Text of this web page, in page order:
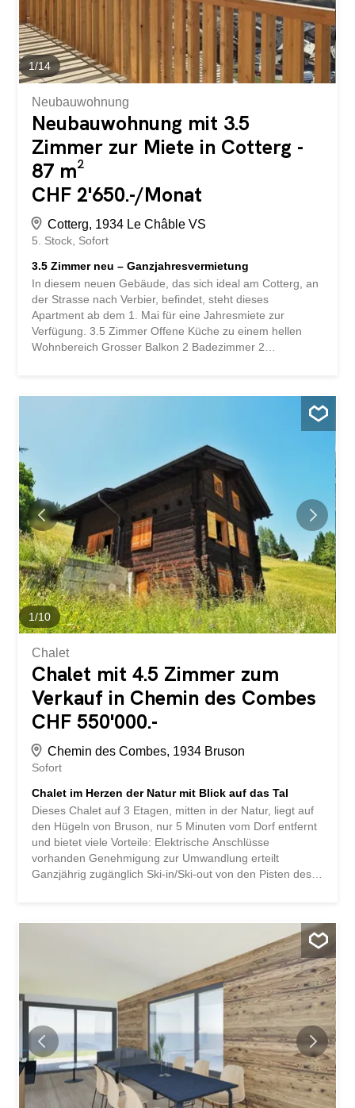
1/14
Neubauwohnung
Neubauwohnung mit 3.5
Zimmer zur Miete in Cotterg -
87 m²
CHF 2'650.-/Monat
Cotterg, 1934 Le Châble VS
5. Stock Sofort
3.5 Zimmer neu – Ganzjahresvermietung
In diesem neuen Gebäude, das sich ideal am Cotterg, an
der Strasse nach Verbier, befindet, steht dieses
Apartment ab dem 1. Mai für eine Jahresmiete zur
Verfügung. 3.5 Zimmer Offene Küche zu einem hellen
Wohnbereich Grosser Balkon 2 Badezimmer 2
Saisonvermietung werden bearbeitet. Dans ce nouvel
une location à l'année. 3.5 pièces Cuisine ouverte sur un
espace de vie lumineux Grand balcon 2 salles de bain 2
chambres double Cave Buanderie commune Garage
disponible en sus Toutes les demandes pour une location
saisonnière ne seront pas traitées.
1/10
Chalet
Chalet mit 4.5 Zimmer zum
Verkauf in Chemin des Combes
CHF 550'000.-
Chemin des Combes, 1934 Bruson
Sofort
Chalet im Herzen der Natur mit Blick auf das Tal
Dieses Chalet auf 3 Etagen, mitten in der Natur, liegt auf
den Hügeln von Bruson, nur 5 Minuten vom Dorf entfernt
und bietet viele Vorteile: Elektrische Anschlüsse
vorhanden Genehmigung zur Umwandlung erteilt
Ganzjährig zugänglich Ski-in/Ski-out von den Pisten des
aus (die Umbauarbeiten sind vom Käufer zu
übernehmen): Obergeschoss: Haupteingang, offene
Küche, Wohn- und Essbereich, 2 Schlafzimmer,
Badezimmer (Dusche). Mezzanin: Wohnbereich (Lesen,
Büro, Schlafraum etc.) Untergeschoss: Nebeneingang,
Doppelschlafzimmer, Badezimmer (Dusche),
Technikraum, Treppe. Niché sur les hauts de Bruson, à
seulement 5 minutes du village, ce chalet sur 3 étages en
pleine nature regorge de qualités : Raccordements fait
Autorisation de transformation délivrée Accessible toute
l'année Ski in / Ski out depuis les pistes de la station Un
terrain constructible Un cadre idyllique avec prairie...